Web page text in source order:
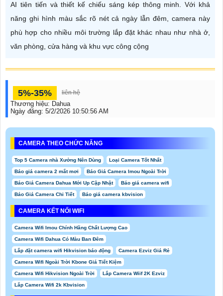
AI tiên tiến và thiết kế chiếu sáng kép thông minh. Với khả
năng ghi hình màu sắc rõ nét cả ngày lẫn đêm, camera này
phù hợp cho nhiều môi trường lắp đặt khác nhau như nhà ở,
văn phòng, cửa hàng và khu vực công cộng
5%-35% liên hệ
Thương hiệu: Dahua
Ngày đăng: 5/2/2026 10:50:56 AM
CAMERA THEO CHỨC NĂNG
Top 5 Camera nhà Xưởng Nên Dùng Loại Camera Tốt Nhất
Báo giá camera 2 mắt mơi Báo Giá Camera Imou Ngoài Trời
Báo Giá Camera Dahua Mới Up Cập Nhật Báo giá camera wifi
Báo Giá Camera Chi Tiết Báo giá camera kbvision
CAMERA KẾT NỐI WIFI
Camera Wifi Imou Chính Hãng Chất Lượng Cao
Camera Wifi Dahua Có Màu Ban Đêm
Lắp đặt camera wifi Hikvision báo động Camera Ezviz Giá Rẻ
Camera Wifi Ngoài Trời Kbone Giá Tiết Kiệm
Camera Wifi Hikvision Ngoài Trời Lắp Camera Wiif 2K Ezviz
Lắp Camera Wifi 2k Kbvision